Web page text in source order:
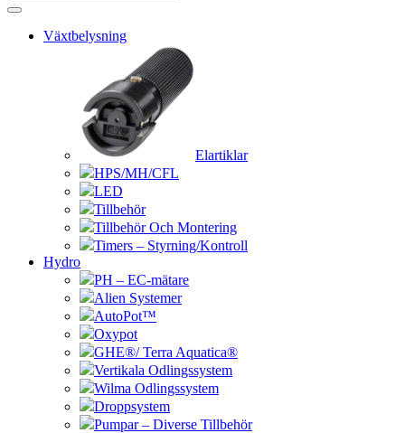
Växtbelysning
Elartiklar
HPS/MH/CFL
LED
Tillbehör
Tillbehör Och Montering
Timers – Styrning/Kontroll
Hydro
PH – EC-mätare
Alien Systemer
AutoPot™
Oxypot
GHE®/ Terra Aquatica®
Vertikala Odlingssystem
Wilma Odlingssystem
Droppsystem
Pumpar – Diverse Tillbehör